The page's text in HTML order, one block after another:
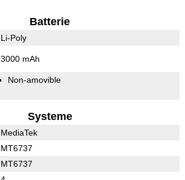
Batterie
Li-Poly
3000 mAh
Non-amovible
Systeme
MediaTek
MT6737
MT6737